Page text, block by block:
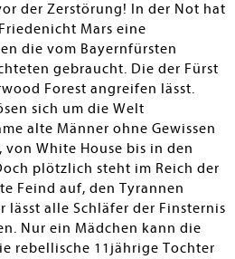
der Zerstörung! In der Not hat
Mars eine
die vom Bayernfürsten
gebraucht. Die der Fürst
Forest angreifen lässt.
sich um die Welt
alte Männer ohne Gewissen
White House bis in den
plötzlich steht im Reich der
Feind auf, den Tyrannen
lässt alle Schläfer der Finsternis
Nur ein Mädchen kann die
rebellische 11jährige Tochter